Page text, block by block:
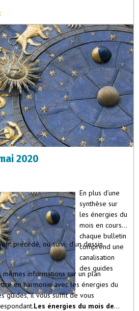
2020
En plus d’une
synthèse sur
les énergies du
mois en cours,
chaque bulletin
comprend une
canalisation
des guides
précédé, ou suivi, d’un dessin
informations sur un plan
en harmonie avec les énergies du
guides, il vous suffit de vous
Les énergies du mois de